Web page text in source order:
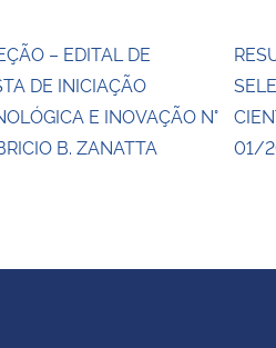
– EDITAL DE
DE INICIAÇÃO
E INOVAÇÃO N°
B. ZANATTA
01/